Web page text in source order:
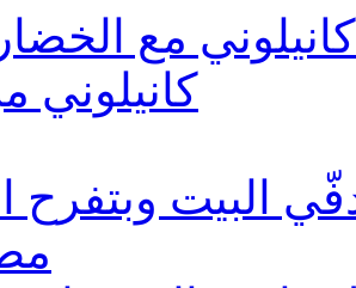
كانيلوني مع
كانيلوني
البيت وبتفرح